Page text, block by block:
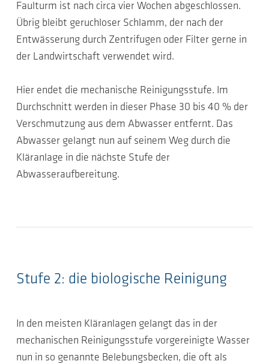
Faulturm ist nach circa vier Wochen abgeschlossen.
Übrig bleibt geruchloser Schlamm, der nach der
Entwässerung durch Zentrifugen oder Filter gerne in
der Landwirtschaft verwendet wird.
Hier endet die mechanische Reinigungsstufe. Im
Durchschnitt werden in dieser Phase 30 bis 40 % der
Verschmutzung aus dem Abwasser entfernt. Das
Abwasser gelangt nun auf seinem Weg durch die
Kläranlage in die nächste Stufe der
Abwasseraufbereitung.
Stufe 2: die biologische Reinigung
In den meisten Kläranlagen gelangt das in der
mechanischen Reinigungsstufe vorgereinigte Wasser
nun in so genannte Belebungsbecken, die oft als